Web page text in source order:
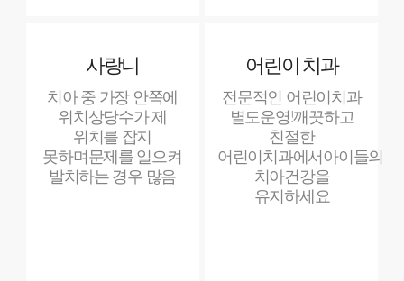
사랑니
치아 중 가장 안쪽에
위치 상당수가 제
위치를 잡지
못하며 문제를 일으켜
발치하는 경우 많음
어린이 치과
전문적인 어린이치과
별도운영!깨끗하고
친절한
어린이치과에서 아이들의
치아건강을
유지하세요